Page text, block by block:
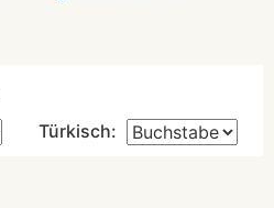
Türkisch: